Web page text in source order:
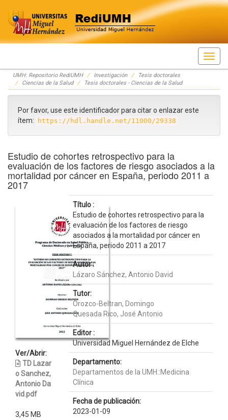
Skip
navigation
UMH: Repositorio RediUMH Investigación
Tesis doctorales
Ciencias de la Salud
Tesis doctorales - Ciencias de la Salud
Por favor, use este identificador para citar o enlazar este
ítem:
https://hdl.handle.net/11000/29338
Estudio de cohortes retrospectivo para la
evaluación de los factores de riesgo asociados a la
mortalidad por cáncer en España, periodo 2011 a
2017
Ver/Abrir:
TD Lazar
o Sanchez,
Antonio Da
vid.pdf
3,45 MB
Título :
Estudio de cohortes retrospectivo para la
evaluación de los factores de riesgo
asociados a la mortalidad por cáncer en
España, periodo 2011 a 2017
Autor :
Lázaro Sánchez, Antonio David
Tutor:
Orozco-Beltran, Domingo
Quesada Rico, José Antonio
Editor :
Universidad Miguel Hernández de Elche
Departamento:
Departamentos de la UMH::Medicina
Clínica
Fecha de publicación:
2023-01-09